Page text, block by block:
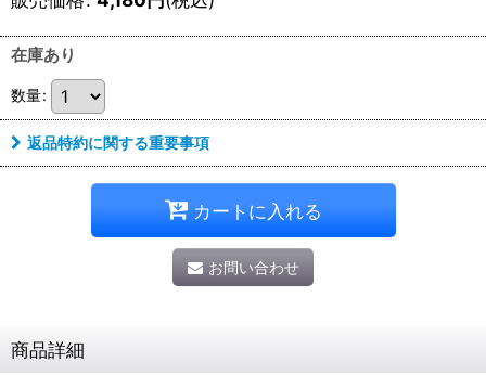
在庫あり
数量:
返品特約に関する重要事項
カートに入れる
お問い合わせ
商品詳細